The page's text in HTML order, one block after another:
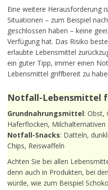
Eine weitere Herausforderung
Situationen – zum Beispiel
geschlossen haben – keine
Verfügung hat. Das Risiko
erlaubte Lebensmittel
ein guter Tipp, immer einen
Lebensmittel griffbereit zu
Notfall-Lebensmittel
Grundnahrungsmittel: Obst,
Haferflocken, Milchalternativen
Notfall-Snacks: Datteln,
Chips, Reiswaffeln
Achten Sie bei allen
denn auch in Produkten, bei
würde, wie zum Beispiel